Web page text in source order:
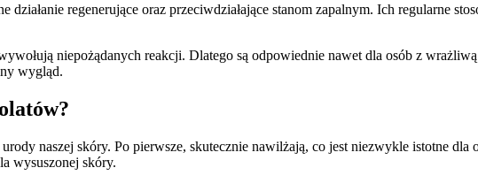
regenerujące oraz przeciwdziałające stanom zapalnym. Ich regularne
niepożądanych reakcji. Dlatego są odpowiednie nawet dla osób z
wygląd.
naszej skóry. Po pierwsze, skutecznie nawilżają, co jest niezwykle istotne
wysuszonej skóry.